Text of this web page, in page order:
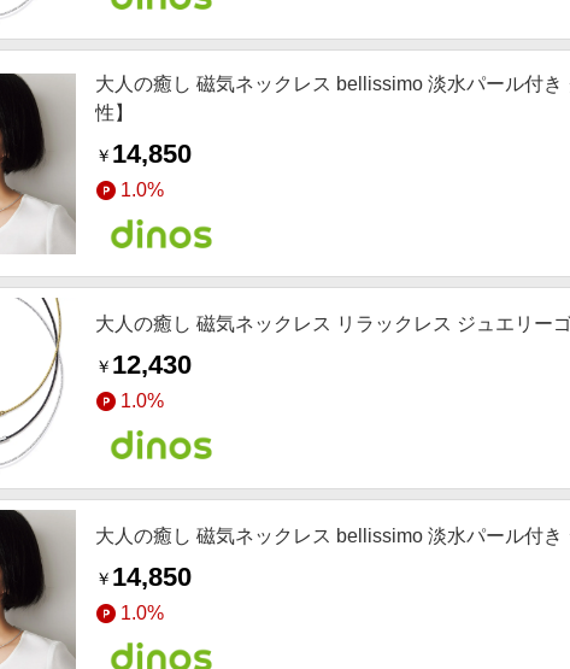
大人の癒し 磁気ネックレス bellissimo 淡水パール付
性】
￥ 14,850
1.0%
大人の癒し 磁気ネックレス リラックレス ジュエリー
￥ 12,430
1.0%
大人の癒し 磁気ネックレス bellissimo 淡水パール付き
￥ 14,850
1.0%